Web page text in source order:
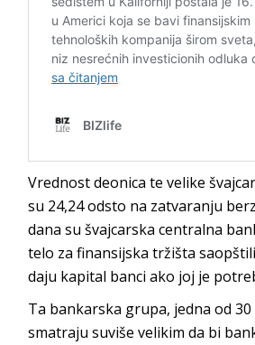
Vrednost deonica te velike
su 24,24 odsto na zatvaranju
dana su švajcarska centralna
telo za finansijska tržišta
daju kapital banci ako joj je
Ta bankarska grupa, jedna od
smatraju suviše velikim da bi